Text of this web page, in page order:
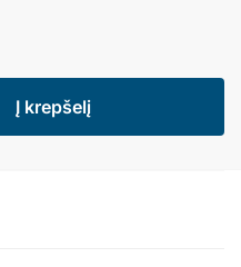
Į krepšelį